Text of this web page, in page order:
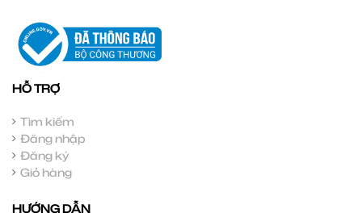
HỖ TRỢ
Tìm kiếm
Đăng nhập
Đăng ký
Giỏ hàng
HƯỚNG DẪN